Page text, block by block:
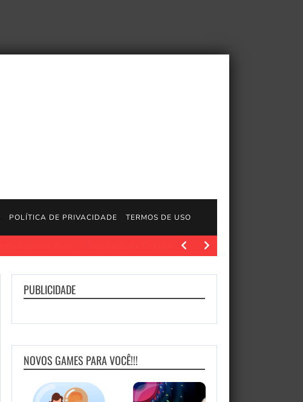
POLÍTICA DE PRIVACIDADE TERMOS DE USO
Polygon.com. O Xbox como o conhecemos está prestes a…
PUBLICIDADE
NOVOS GAMES PARA VOCÊ!!!